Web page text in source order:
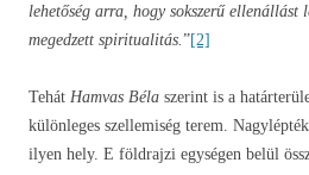
lehetőség arra, hogy sokszerű ellenállást
megedzett spiritualitás. ”[2]
Tehát Hamvas Béla szerint is a
különleges szellemiség terem.
ilyen hely. E földrajzi egységen belül